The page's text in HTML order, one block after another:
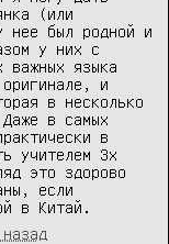
(или
нее был родной и
у них с
важных языка
и
в несколько
в самых
в
учителем 3х
это здорово
если
в Китай.